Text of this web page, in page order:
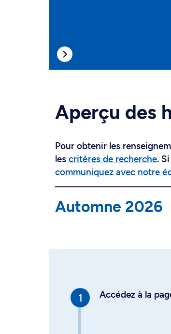
Aperçu des
Pour obtenir les
les critères de recherche.
communiquez avec notre
Automne 2026
Accédez à la